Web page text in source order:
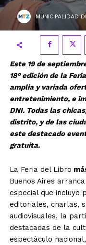
MUNICIPALIDAD
Este 19 de
18° edición de la
amplia y variada
entretenimiento, e
DNI. Todas las
distrito, y de las
este destacado
gratuita.
La Feria del Libro
Buenos Aires
especial que incluye
editoriales, charlas,
audiovisuales, la
destacadas de la
espectáculo